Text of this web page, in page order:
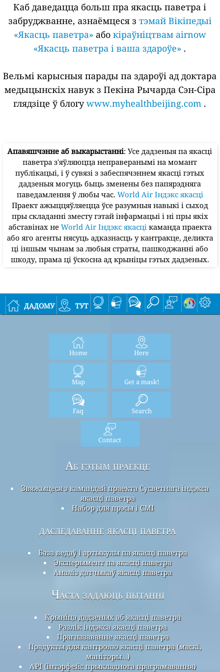
Каб даведацца больш пра якасць паветра і
забруджванне, азнаёмцеся з тэмай Вікіпедыі
«Якасць паветра» або кіраўніцтвам airnow
«Якасць паветра і ваша здароўе» .
Вельмі карысныя парады па здароўі ад доктара
медыцынскіх навук з Пекіна Рычарда Сэн-Сіра
глядзіце ў блогуwww.myhealthbeijing.com .
Апавяшчэнне аб выкарыстанні: Усе дадзеныя па якасці
паветра з'яўляюцца неправеранымі на момант
публікацыі, і ў сувязі з забеспячэннем якасці гэтых
дадзеныя могуць быць зменены без папярэдняга
паведамлення ў любы час. World Air Індэкс якасці
Праект ажыццяўляецца ўсе разумныя навыкі і сыход
пры складанні зместу гэтай інфармацыі і ні пры якіх
абставінах не World Air Індэкс якасці каманда праекта
або яго агенты нясуць адказнасць у кантракце, деликта
ці іншым чынам за любыя страты, пашкоджанні або
шкоду, прама ці ўскосна ад крыніцы гэтых дадзеных.
дадому тут
Home Here
Map Get a mask!
Faq Search
Contact
Аб гэтым праекце
Звяжыцеся з камандай праекта Сусветнага індэкса
якасці паветра
Набор для прэсы і СМІ
даследаванне якасці паветра
База ведаў і артыкулы па якасці паветра
Эксперымент па якасці паветра
Аналіз датчыкаў якасці паветра
Часта задаюць пытанні
Крыніца дадзеных аб якасці паветра
Разлік індэкса якасці паветра
Прагназаванне якасці паветра
Прадукты для кантролю якасці паветра (маскі,
маніторы…)
API (інтэрфейс прыкладнога праграмавання)